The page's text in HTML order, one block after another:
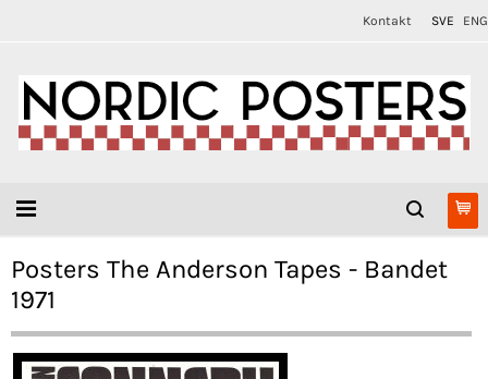
Kontakt SVE ENG
Posters The Anderson Tapes - Bandet
1971